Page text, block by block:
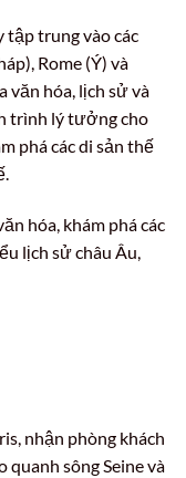
trung vào các
Rome (Ý) và
văn hóa, lịch sử và
trình lý tưởng cho
phá các di sản thế
hóa, khám phá các
lịch sử châu Âu,
nhận phòng khách
quanh sông Seine và